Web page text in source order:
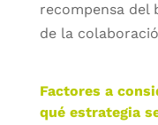
recompensa del
de la
Factores a
qué estrategia